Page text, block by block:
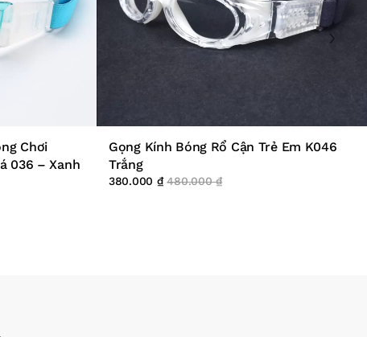
Chơi
036 – Xanh
Gọng Kính Bóng Rổ Cận Trẻ Em K046
Trắng
380.000 ₫ 480.000₫